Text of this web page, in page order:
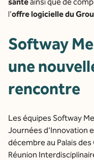
l’offre logicielle du
Softway
une
rencontre
Les équipes Softway
Journées d’Innovation
décembre au Palais des
Réunion